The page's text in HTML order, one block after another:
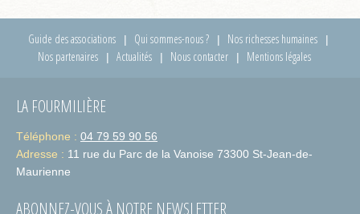
Guide des associations Qui sommes-nous ?
Nos richesses humaines
Nos partenaires
Actualités Nous contacter Mentions légales
LA FOURMILIÈRE
Téléphone : 04 79 59 90 56
Adresse : 11 rue du Parc de la Vanoise 73300 St-Jean-de-
Maurienne
ABONNEZ-VOUS À NOTRE NEWSLETTER